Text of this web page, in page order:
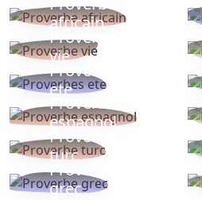
africain
Proverbe
vie
Proverbes
ete
Proverbe
espagnol
Proverbe
turc
Proverbe
grec